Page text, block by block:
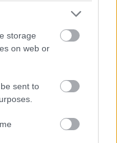
storage
on web or
sent to